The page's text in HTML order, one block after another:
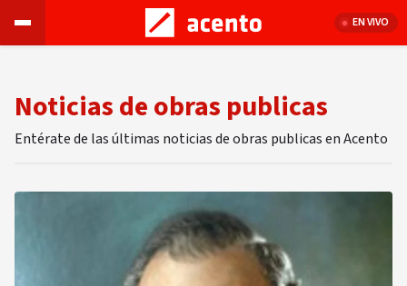
EN VIVO
Noticias de obras publicas
Entérate de las últimas noticias de obras publicas en Acento